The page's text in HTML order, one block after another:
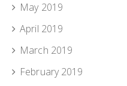
May 2019
April 2019
March 2019
February 2019